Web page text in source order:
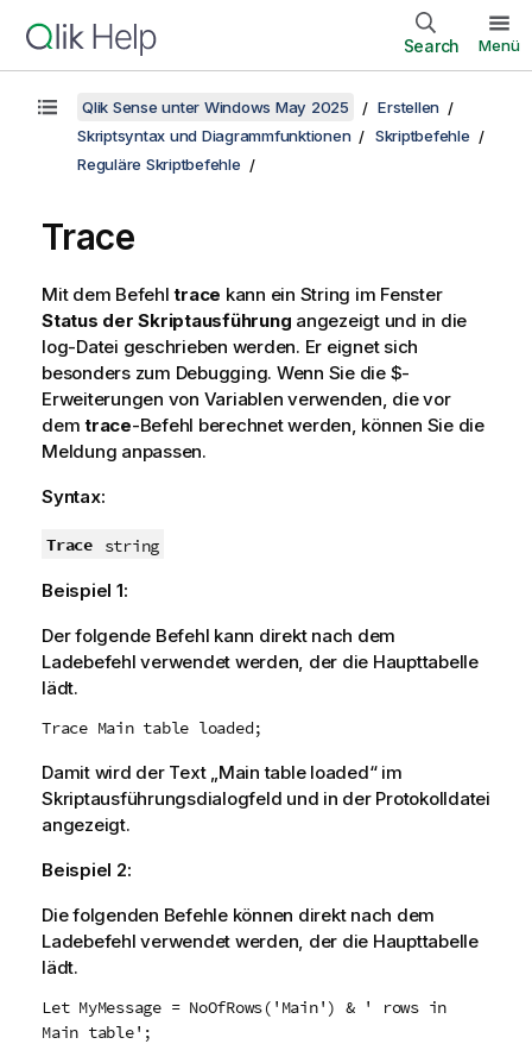
Search Menü
Qlik Sense unter Windows May 2025
Erstellen
Skriptsyntax und Diagrammfunktionen
Skriptbefehle
Reguläre Skriptbefehle
Trace
Mit dem Befehltrace kann ein String im Fenster
Status der Skriptausführung angezeigt und in die
log-Datei geschrieben werden. Er eignet sich
besonders zum Debugging. Wenn Sie die $-
Erweiterungen von Variablen verwenden, die vor
dem trace-Befehl berechnet werden, können Sie die
Meldung anpassen.
Syntax:
Trace string
Beispiel 1:
Der folgende Befehl kann direkt nach dem
Ladebefehl verwendet werden, der die Haupttabelle
lädt.
Trace Main table loaded;
Damit wird der Text „Main table loaded“ im
Skriptausführungsdialogfeld und in der Protokolldatei
angezeigt.
Beispiel 2:
Die folgenden Befehle können direkt nach dem
Ladebefehl verwendet werden, der die Haupttabelle
lädt.
Let MyMessage = NoOfRows('Main') & ' rows in
Main table';